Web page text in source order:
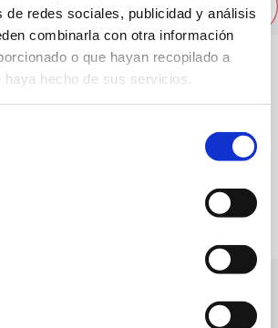
de redes sociales, publicidad y análisis
combinarla con otra información
o que hayan recopilado a
hecho de sus servicios.
Bares